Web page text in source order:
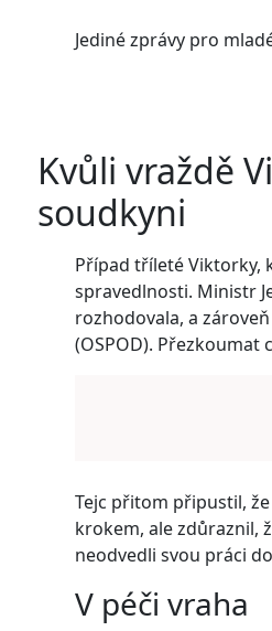
Jedinézprávy pro
Kvůli vraždě
soudkyni
Případ tříleté Viktorky,
spravedlnosti. Ministr
rozhodovala, a
(OSPOD). Přezkoumat
Tejc přitom připustil,
krokem, ale zdůraznil,
neodvedli svou práci
V péči vraha